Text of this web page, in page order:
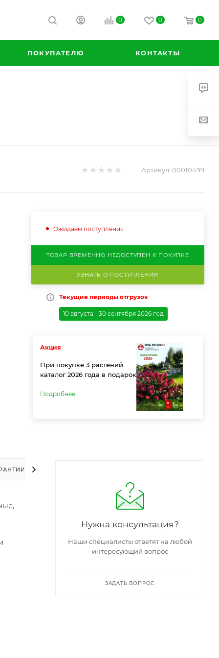
0 0 0
ПОКУПАТЕЛЮ КОНТАКТЫ
Артикул: 00010499
Ожидаем поступления
ТОВАР ВРЕМЕННО НЕДОСТУПЕН К ПОКУПКЕ
УЗНАТЬ О ПОСТУПЛЕНИИ
Текущие периоды отгрузок
10 августа - 30 сентября 2026 год
Акция
При покупке 3 растений
каталог 2026 года в подарок
Подробнее
Нужна консультация?
Наши специалисты ответят на любой
интересующий вопрос
ЗАДАТЬ ВОПРОС